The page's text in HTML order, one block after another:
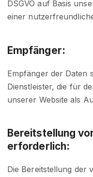
DSGVO auf Basis
einer
Empfänger:
Empfänger der Daten
Dienstleister, die für
unserer Website als
Bereitstellung
erforderlich:
Die Bereitstellung der